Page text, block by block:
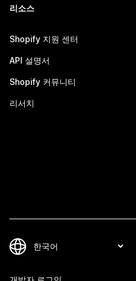
리소스
Shopify 지원 센터
API 설명서
Shopify 커뮤니티
리서치